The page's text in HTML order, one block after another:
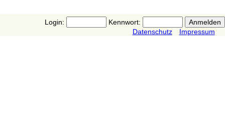
Login:
Kennwort:
Datenschutz
Impressum